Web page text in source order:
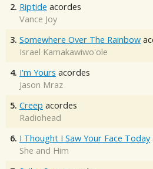
2. Riptide acordes
Vance Joy
3. Somewhere Over The Rainbow
Israel Kamakawiwo'ole
4. I'm Yours acordes
Jason Mraz
5. Creep acordes
Radiohead
6. I Thought I Saw Your Face Today
She and Him